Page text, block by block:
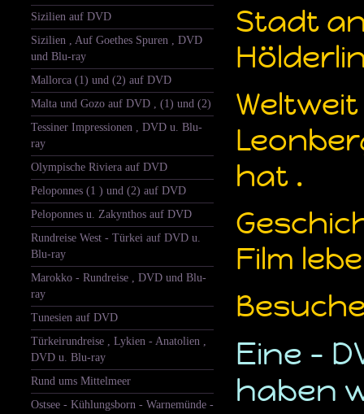
Sizilien auf DVD
Sizilien , Auf Goethes Spuren , DVD
und Blu-ray
Mallorca (1) und (2) auf DVD
Malta und Gozo auf DVD , (1) und (2)
Tessiner Impressionen , DVD u. Blu-
ray
Olympische Riviera auf DVD
Peloponnes (1 ) und (2) auf DVD
Peloponnes u. Zakynthos auf DVD
Rundreise West - Türkei auf DVD u.
Blu-ray
Marokko - Rundreise , DVD und Blu-
ray
Tunesien auf DVD
Türkeirundreise , Lykien - Anatolien ,
DVD u. Blu-ray
Rund ums Mittelmeer
Ostsee - Kühlungsborn - Warnemünde -
Stadt
hat .
Film
Eine -
haben